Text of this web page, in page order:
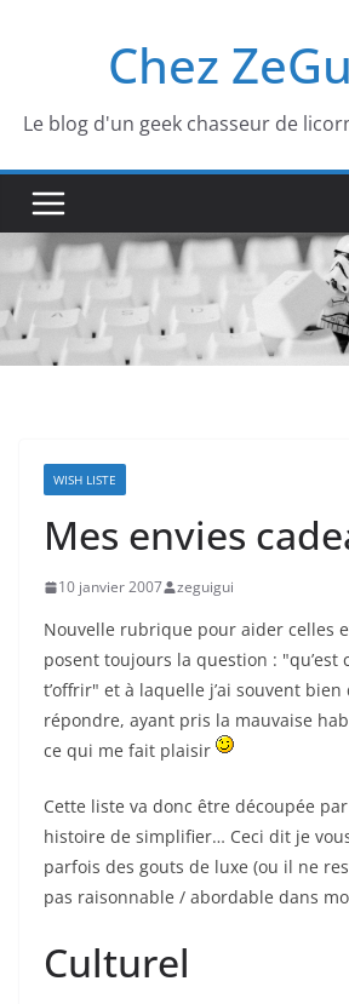
Chez
Le blog d'un geek chasseur de
WISH LISTE
Mes envies
10 janvier 2007 zeguigui
Nouvelle rubrique pour aider celles
posent toujours la question : "qu’est
t’offrir" et à laquelle j’ai souvent bien
répondre, ayant pris la mauvaise
ce qui me fait plaisir
Cette liste va donc être découpée
histoire de simplifier… Ceci dit je
parfois des gouts de luxe (ou il ne
pas raisonnable / abordable dans
Culturel